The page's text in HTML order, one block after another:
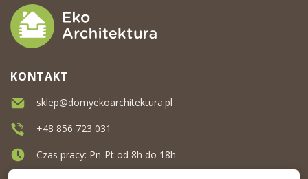
KONTAKT
sklep@domyekoarchitektura.pl
+48 856 723 031
Czas pracy: Pn-Pt od 8h do 18h